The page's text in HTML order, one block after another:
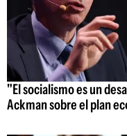
"El socialismo es un
Ackman sobre el plan